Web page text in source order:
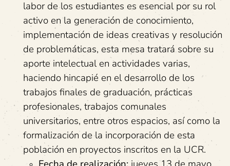
labor de los estudiantes es esencial por su rol
activo en la generación de conocimiento,
implementación de ideas creativas y resolución
de problemáticas, esta mesa tratará sobre su
aporte intelectual en actividades varias,
haciendo hincapié en el desarrollo de los
trabajos finales de graduación, prácticas
profesionales, trabajos comunales
universitarios, entre otros espacios, así como la
formalización de la incorporación de esta
población en proyectos inscritos en la UCR.